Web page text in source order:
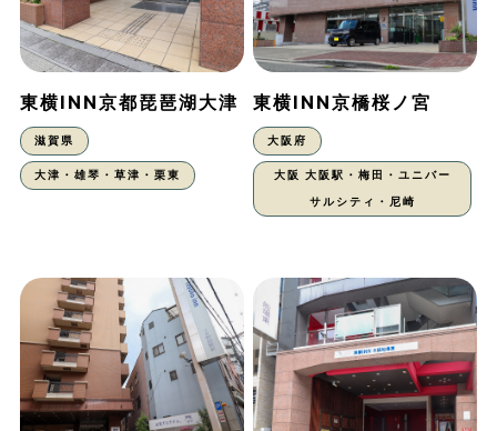
東横INN京都琵琶湖大津
滋賀県
大津・雄琴・草津・栗東
東横INN京橋桜ノ宮
大阪府
大阪 大阪駅・梅田・ユニバー
サルシティ・尼崎